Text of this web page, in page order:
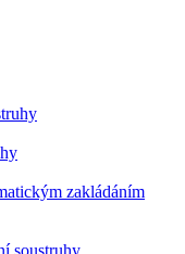
zakládáním
soustruhy